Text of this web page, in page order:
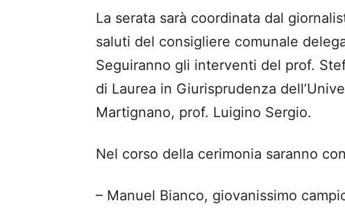
La serata sarà coordinata dal
saluti del consigliere comunale
Seguiranno gli interventi del prof.
di Laurea in Giurisprudenza
Martignano, prof. Luigino Sergio.
Nel corso della cerimonia saranno
– Manuel Bianco, giovanissimo